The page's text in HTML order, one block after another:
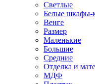
Светлые
Белые шкафы-
Венге
Размер
Маленькие
Большие
Средние
Отделка и
МДФ